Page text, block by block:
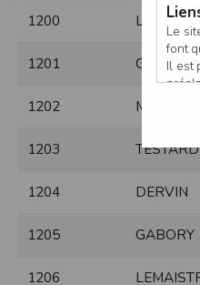
1200 LABBE
1201 GUEZO
1202 MASSÉ
1203 TESTARD
1204 DERVIN
1205 GABORY
1206
Le
font
Il est
Les